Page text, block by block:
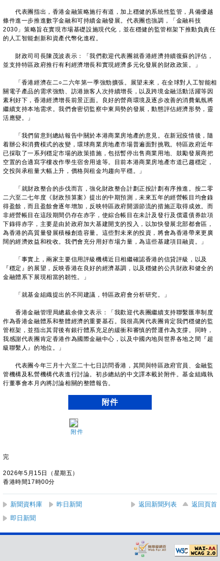
代表團指出，香港金融策略施行有道，加上穩健的系統性監管，具備優越
條件進一步推進數字金融和可持續金融發展。代表團也強調，「金融科技
2030」策略旨在實現市場基礎設施現代化，並在穩健的監管框架下推動負責任
的人工智能創新和資產代幣化進程。
財政司司長陳茂波表示：「我們歡迎代表團就香港經濟持續復蘇的評估，
並支持特區政府推行有利經濟增長和實現經濟多元化發展的財政政策。」
「香港經濟在二○二六年第一季強勁擴張。展望未來，在全球對人工智能相
關電子產品的需求強勁、訪港旅客人次持續增長，以及跨境金融活動活躍等因
素利好下，香港經濟增長前景正面。良好的營商環境及逐步改善的消費氣氛將
繼續支持本地需求。我們會密切監察中東局勢的發展，動態評估經濟形勢，靈
活應變。」
「我們留意到總結報告中關於本港商業房地產的意見。在新冠疫情後，隨
着辦公和消費模式的改變，環球商業房地產市場普遍面對挑戰。特區政府近年
已採取了一系列穩定市場的政策措施，包括暫停出售商業用地、鼓勵發展商把
空置的合適寫字樓改作學生宿舍用途等。目前本港商業房地產市道已趨穩定，
交投與承租量大幅上升，價格與租金均趨向平穩。」
「就財政整合的步伐而言，強化財政整合計劃正按計劃有序推進。按二零
二六至二七年度《財政預算案》提出的中期預測，未來五年的經營帳目均會錄
得盈餘，而且盈餘會逐年增加，反映特區政府開源節流的措施正取得成效。而
非經營帳目在這段期間仍存在赤字，使綜合帳目在未計及發行及償還債券款項
下錄得赤字，主要是由於政府加大基建開支的投入，以加快發展北部都會區，
為香港的高質量發展積極創造容量。這些對未來的投資，將會為香港帶來更廣
闊的經濟效益和稅收。我們會充分用好市場力量，為這些基建項目融資。」
「事實上，兩家主要信用評級機構近日相繼確認香港的信貸評級，以及
『穩定』的展望，反映香港在良好的經濟基調，以及穩健的公共財政和健全的
金融體系下展現相當的韌性。」
「就基金組織提出的不同建議，特區政府會分析研究。」
香港金融管理局總裁余偉文表示：「我歡迎代表團繼續支持聯繫匯率制度
作為香港金融體系和整體經濟的重要基石。我很高興代表團肯定我們穩健的監
管框架，並指出其背後有銀行體系充足的緩衝和審慎的營運作為支撐。同時，
我感謝代表團肯定香港作為國際金融中心，以及中國內地與世界各地之間『超
級聯繫人』的地位。」
代表團今年三月十六至二十七日訪問香港，其間與特區政府官員、金融監
管機構及私營機構代表進行討論。初步總結的中文譯本載於附件。基金組織執
行董事會本月內將討論相關的整體報告。
附件
附件
完
2026年5月15日（星期五）
香港時間17時00分
新聞資料庫 昨日新聞 返回新聞列表
返回頁首
即日新聞